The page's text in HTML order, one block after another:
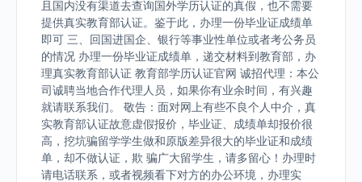
且国内没有渠道去查询国外学历认证的真假，也不需要
提供真实教育部认证。鉴于此，办理一份毕业证成绩单
即可 三、回国进国企、银行等事业性单位或者考公务员
的情况 办理一份毕业证成绩单，递交材料到教育部，办
理真实教育部认证 教育部学历认证官网 诚招代理：本公
司诚聘当地合作代理人员，如果你有业余时间，有兴趣
就请联系我们。 敬告：面对网上有些不良个人中介，真
实教育部认证故意虚假报价，毕业证、成绩单却报价很
高，挖坑骗留学学生做和原版差异很大的毕业证和成绩
单，却不做认证，欺 骗广大留学生，请多留心！办理时
请电话联系，或者视频看下对方的办公环境，办理实